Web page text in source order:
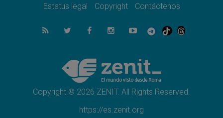
de la Paz en la Escuela de San Francisco
La visita del Papa León XIV a Asís en un
minuto
El agradecimiento de los jóvenes al Papa:
«Hoy nos sentimos Iglesia»
Estatus legal
Copyright Contáctenos
Copyright © 2026 ZENIT. All Rights Reserved.
https://es.zenit.org